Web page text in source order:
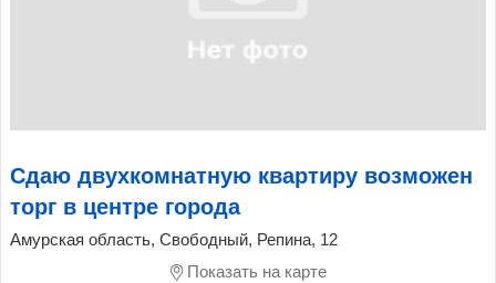
Сдаю двухкомнатную квартиру возможен
торг в центре города
Амурская область, Свободный, Репина, 12
Показать на карте